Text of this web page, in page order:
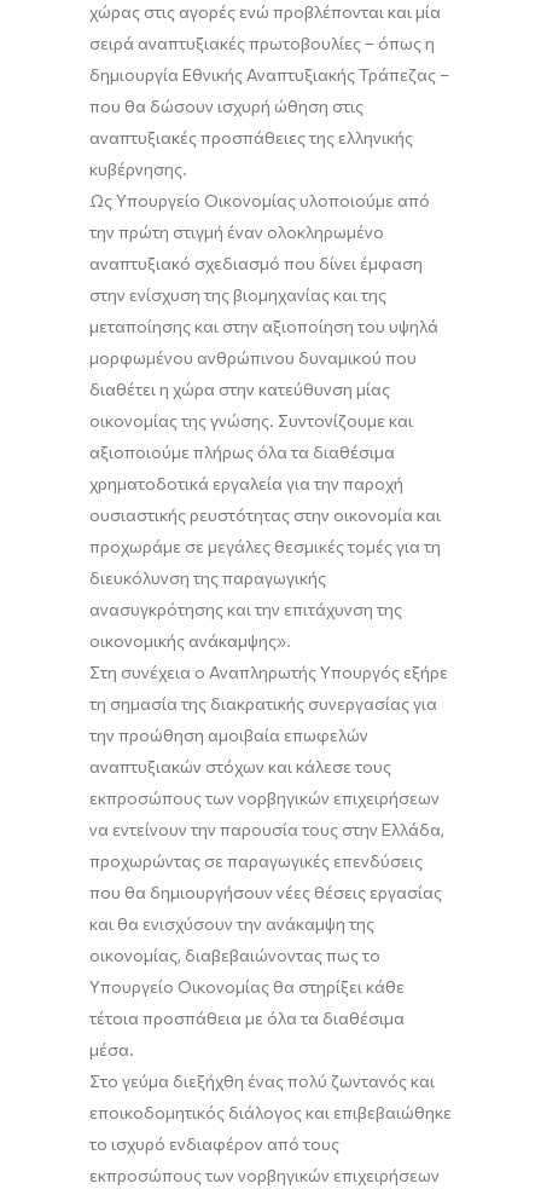
χώρας στις αγορές ενώ προβλέπονται και μία
σειρά αναπτυξιακές πρωτοβουλίες – όπως η
δημιουργία Εθνικής Αναπτυξιακής Τράπεζας –
που θα δώσουν ισχυρή ώθηση στις
αναπτυξιακές προσπάθειες της ελληνικής
κυβέρνησης.
Ως Υπουργείο Οικονομίας υλοποιούμε από
την πρώτη στιγμή έναν ολοκληρωμένο
αναπτυξιακό σχεδιασμό που δίνει έμφαση
στην ενίσχυση της βιομηχανίας και της
μεταποίησης και στην αξιοποίηση του υψηλά
μορφωμένου ανθρώπινου δυναμικού που
διαθέτει η χώρα στην κατεύθυνση μίας
οικονομίας της γνώσης. Συντονίζουμε και
αξιοποιούμε πλήρως όλα τα διαθέσιμα
χρηματοδοτικά εργαλεία για την παροχή
ουσιαστικής ρευστότητας στην οικονομία και
προχωράμε σε μεγάλες θεσμικές τομές για τη
διευκόλυνση της παραγωγικής
ανασυγκρότησης και την επιτάχυνση της
οικονομικής ανάκαμψης».
Στη συνέχεια ο Αναπληρωτής Υπουργός εξήρε
τη σημασία της διακρατικής συνεργασίας για
την προώθηση αμοιβαία επωφελών
αναπτυξιακών στόχων και κάλεσε τους
εκπροσώπους των νορβηγικών επιχειρήσεων
να εντείνουν την παρουσία τους στην Ελλάδα,
προχωρώντας σε παραγωγικές επενδύσεις
που θα δημιουργήσουν νέες θέσεις εργασίας
και θα ενισχύσουν την ανάκαμψη της
οικονομίας, διαβεβαιώνοντας πως το
Υπουργείο Οικονομίας θα στηρίξει κάθε
τέτοια προσπάθεια με όλα τα διαθέσιμα
μέσα.
Στο γεύμα διεξήχθη ένας πολύ ζωντανός και
εποικοδομητικός διάλογος και επιβεβαιώθηκε
το ισχυρό ενδιαφέρον από τους
εκπροσώπους των νορβηγικών επιχειρήσεων